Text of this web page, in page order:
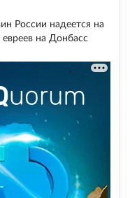
России надеется на
на Донбасс